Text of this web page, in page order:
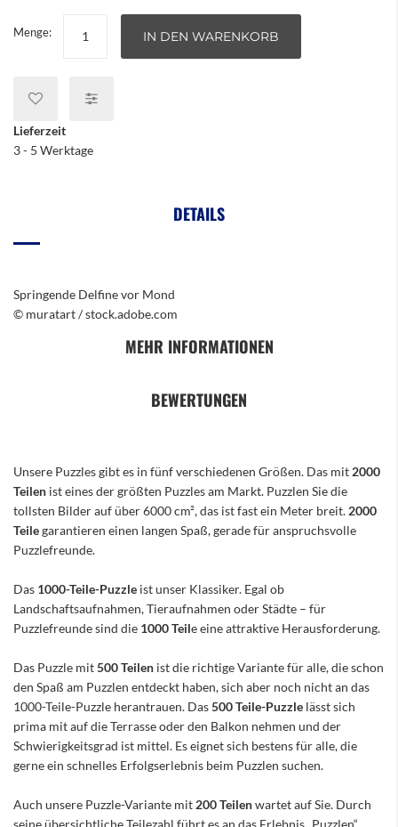
Menge: IN DEN WARENKORB
Lieferzeit
3 - 5 Werktage
DETAILS
Springende Delfine vor Mond
© muratart / stock.adobe.com
MEHR INFORMATIONEN
BEWERTUNGEN
Unsere Puzzles gibt es in fünf verschiedenen Größen. Das mit 2000
Teilen ist eines der größten Puzzles am Markt. Puzzlen Sie die
tollsten Bilder auf über 6000 cm², das ist fast ein Meter breit. 2000
Teilegarantieren einen langen Spaß, gerade für anspruchsvolle
Puzzlefreunde.
Das 1000-Teile-Puzzle ist unser Klassiker. Egal ob
Landschaftsaufnahmen, Tieraufnahmen oder Städte – für
Puzzlefreunde sind die 1000 Teile eine attraktive Herausforderung.
Das Puzzle mit500 Teilen ist die richtige Variante für alle, die schon
den Spaß am Puzzlen entdeckt haben, sich aber noch nicht an das
1000-Teile-Puzzle herantrauen. Das500 Teile-Puzzle lässt sich
prima mit auf die Terrasse oder den Balkon nehmen und der
Schwierigkeitsgrad ist mittel. Es eignet sich bestens für alle, die
gerne ein schnelles Erfolgserlebnis beim Puzzlen suchen.
Auch unsere Puzzle-Variante mit 200 Teilenwartet auf Sie. Durch
seine übersichtliche Teilezahl führt es an das Erlebnis „Puzzlen“